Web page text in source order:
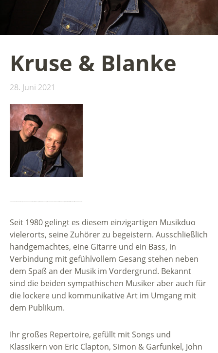
Kruse & Blanke
28. Juni 2021
Seit 1980 gelingt es diesem einzigartigen Musikduo
vielerorts, seine Zuhörer zu begeistern. Ausschließlich
handgemachtes, eine Gitarre und ein Bass, in
Verbindung mit gefühlvollem Gesang stehen neben
dem Spaß an der Musik im Vordergrund. Bekannt
sind die beiden sympathischen Musiker aber auch für
die lockere und kommunikative Art im Umgang mit
dem Publikum.
Ihr großes Repertoire, gefüllt mit Songs und
Klassikern von Eric Clapton, Simon & Garfunkel, John